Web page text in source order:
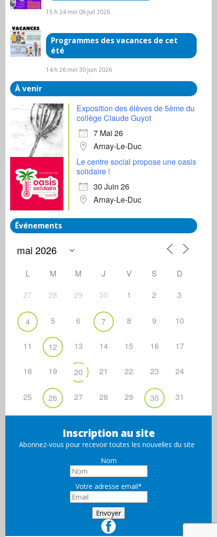
15 h 24 min 06 Juil 2026
Programmes des vacances de cet
été
14 h 26 min 30 Juin 2026
À venir
Exposition des élèves de 5ème du
collège Claude Guyot
7 Mai 26
Arnay-Le-Duc
Le centre social propose une oasis
solidaire !
30 Juin 26
Arnay-Le-Duc
Événements
L M M J V S
D
27
28 29 30 1 2 3
4 5 6 7 8 9 10
11 12 13 14 15 16 17
18 19 20 21 22 23 24
25 26 27 28 29 30 31
Inscription au site
Abonnez-vous pour recevoir toutes les nouvelles du site
Nom
Votre adresse email*